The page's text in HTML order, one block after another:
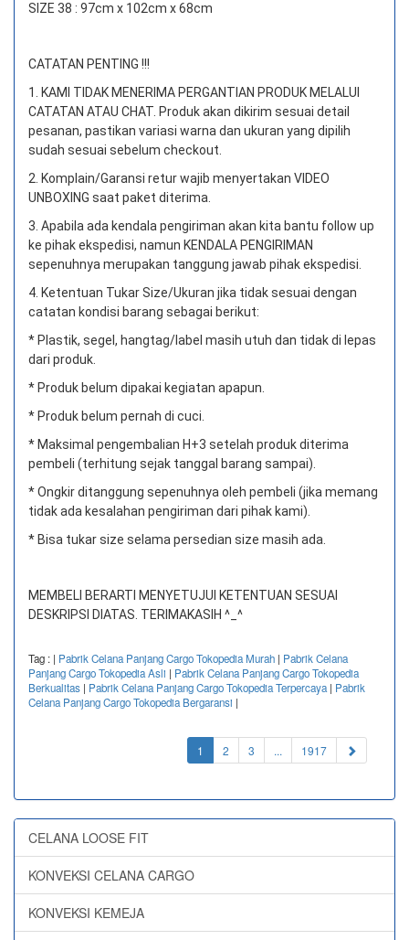
SIZE 38 : 97cm x 102cm x 68cm
CATATAN PENTING !!!
1. KAMI TIDAK MENERIMA PERGANTIAN PRODUK MELALUI
CATATAN ATAU CHAT. Produk akan dikirim sesuai detail
pesanan, pastikan variasi warna dan ukuran yang dipilih
sudah sesuai sebelum checkout.
2. Komplain/Garansi retur wajib menyertakan VIDEO
UNBOXING saat paket diterima.
3. Apabila ada kendala pengiriman akan kita bantu follow up
ke pihak ekspedisi, namun KENDALA PENGIRIMAN
sepenuhnya merupakan tanggung jawab pihak ekspedisi.
4. Ketentuan Tukar Size/Ukuran jika tidak sesuai dengan
catatan kondisi barang sebagai berikut:
* Plastik, segel, hangtag/label masih utuh dan tidak di lepas
dari produk.
* Produk belum dipakai kegiatan apapun.
* Produk belum pernah di cuci.
* Maksimal pengembalian H+3 setelah produk diterima
pembeli (terhitung sejak tanggal barang sampai).
* Ongkir ditanggung sepenuhnya oleh pembeli (jika memang
tidak ada kesalahan pengiriman dari pihak kami).
* Bisa tukar size selama persedian size masih ada.
MEMBELI BERARTI MENYETUJUI KETENTUAN SESUAI
DESKRIPSI DIATAS. TERIMAKASIH ^_^
Tag : | Pabrik Celana Panjang Cargo Tokopedia Murah | Pabrik Celana
Panjang Cargo Tokopedia Asli | Pabrik Celana Panjang Cargo Tokopedia
Berkualitas | Pabrik Celana Panjang Cargo Tokopedia Terpercaya| Pabrik
Celana Panjang Cargo Tokopedia Bergaransi |
1 (current)
2 3 ... 1917
CELANA LOOSE FIT
KONVEKSI CELANA CARGO
KONVEKSI KEMEJA